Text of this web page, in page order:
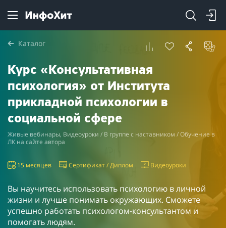
Каталог
Курс «Консультативная
психология» от Института
прикладной психологии в
социальной сфере
Живые вебинары, Видеоуроки / В группе с наставником / Обучение в
ЛК на сайте автора
15 месяцев Сертификат / Диплом Видеоуроки
Вы научитесь использовать психологию в личной
жизни и лучше понимать окружающих. Сможете
успешно работать психологом-консультантом и
помогать людям.